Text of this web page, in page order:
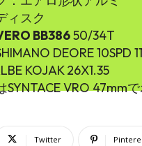
ィスク
BB38650/34T
DEORE 10SPD
KOJAK 26X1.35
SYNTACE VRO 47mm
Twitter